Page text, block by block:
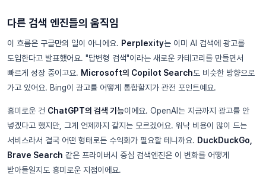
다른 검색 엔진들의 움직임
이 흐름은 구글만의 일이 아니에요. Perplexity는 이미 AI 검색에 광고를
도입한다고 발표했어요. "답변형 검색"이라는 새로운 카테고리를 만들면서
빠르게 성장 중이고요. Microsoft의 Copilot Search도 비슷한 방향으로
가고 있어요. Bing이 광고를 어떻게 통합할지가 관전 포인트예요.
흥미로운 건 ChatGPT의 검색 기능이에요. OpenAI는 지금까지 광고를 안
넣겠다고 했지만, 그게 언제까지 갈지는 모르겠어요. 워낙 비용이 많이 드는
서비스라서 결국 어떤 형태로든 수익화가 필요할 테니까요. DuckDuckGo,
Brave Search 같은 프라이버시 중심 검색엔진은 이 변화를 어떻게
받아들일지도 흥미로운 지점이에요.